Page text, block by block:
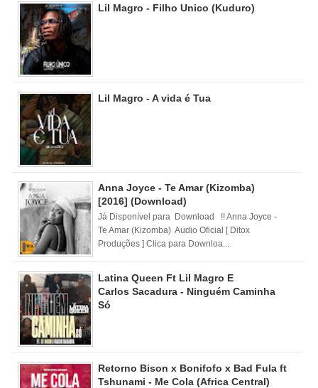
Lil Magro - Filho Unico (Kuduro)
Lil Magro - A vida é Tua
Anna Joyce - Te Amar (Kizomba)
[2016] (Download)
Já Disponível para Download !! Anna Joyce -
Te Amar (Kizomba) Audio Oficial [ Ditox
Produções ] Clica para Downloa...
Latina Queen Ft Lil Magro E
Carlos Sacadura - Ninguém Caminha
Só
Retorno Bison x Bonifofo x Bad Fula ft
Tshunami - Me Cola (Africa Central)